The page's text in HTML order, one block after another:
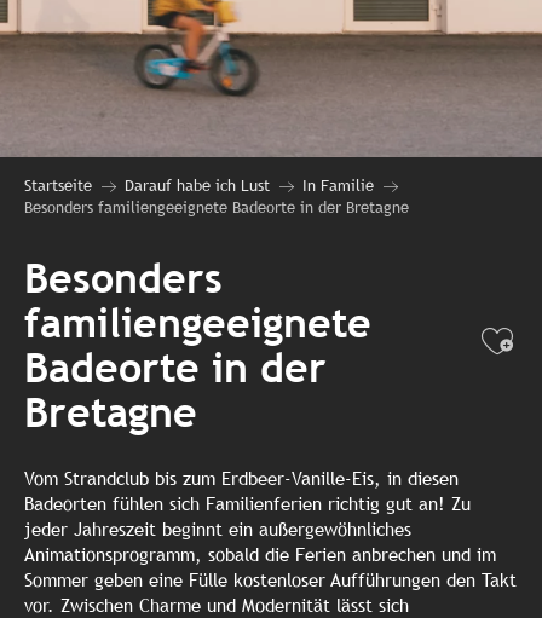
Startseite Darauf habe ich Lust
In Familie
Besonders familiengeeignete Badeorte in der Bretagne
Besonders
familiengeeignete
Badeorte in der
Bretagne
Vom Strandclub bis zum Erdbeer-Vanille-Eis, in diesen
Badeorten fühlen sich Familienferien richtig gut an! Zu
jeder Jahreszeit beginnt ein außergewöhnliches
Animationsprogramm, sobald die Ferien anbrechen und im
Sommer geben eine Fülle kostenloser Aufführungen den Takt
vor. Zwischen Charme und Modernität lässt sich